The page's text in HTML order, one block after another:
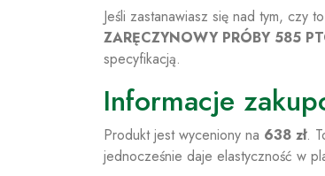
Jeśli zastanawiasz się nad tym, czy
ZARĘCZYNOWY PRÓBY 585
specyfikacją.
Informacje
Produkt jest wyceniony na 638 zł.
jednocześnie daje elastyczność w